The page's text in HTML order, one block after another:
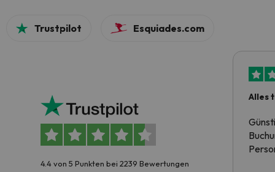
Trustpilot Esquiades.com
4.4 von 5 Punkten bei 2239 Bewertungen
Alles